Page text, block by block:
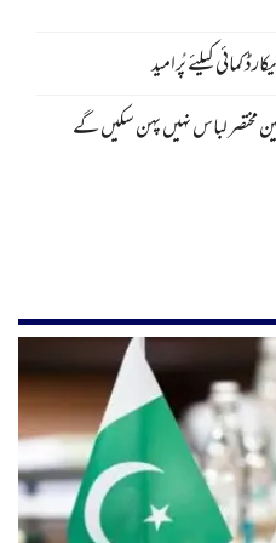
کمائی کیلئے پُرامید
مختصر لباس نہیں پہن سکیں گے